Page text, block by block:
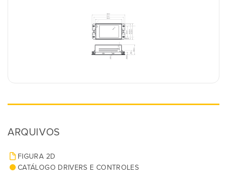
ARQUIVOS
FIGURA 2D
CATÁLOGO DRIVERS E CONTROLES